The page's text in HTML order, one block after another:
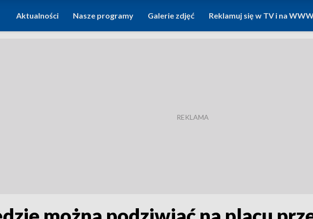
Aktualności Nasze programy Galerie zdjęć Reklamuj się w TV i na